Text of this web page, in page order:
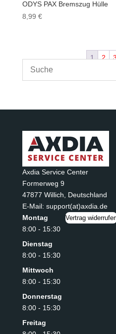
ODYS PAX Bremszug Hülle
8,99 €
1 2
Axdia Service Center
Formerweg 9
47877 Willich, Deutschland
E-Mail: support(at)axdia.de
Montag
8:00 - 15:30
Dienstag
8:00 - 15:30
Mittwoch
8:00 - 15:30
Donnerstag
8:00 - 15:30
Freitag
Vertrag